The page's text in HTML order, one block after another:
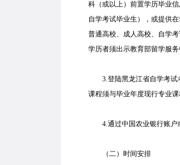
科（或以上）前置学历毕业
自学考试毕业生），或提供
普通高校、成人高校、自学
学历者须出示教育部留学服
3.登陆黑龙江省自学考试考
课程须与毕业年度现行专业
4.通过中国农业银行账户或
（二）时间安排